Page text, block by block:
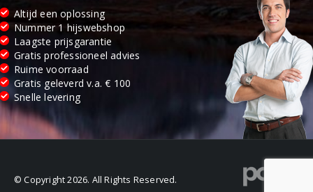
Altijd een oplossing
Nummer 1 hijswebshop
Laagste prijsgarantie
Gratis professioneel advies
Ruime voorraad
Gratis geleverd v.a. € 100
Snelle levering
© Copyright 2026. All Rights Reserved.